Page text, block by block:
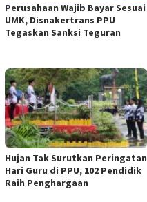
Perusahaan Wajib Bayar Sesuai
UMK, Disnakertrans PPU
Tegaskan Sanksi Teguran
Hujan Tak Surutkan Peringatan
Hari Guru di PPU, 102 Pendidik
Raih Penghargaan